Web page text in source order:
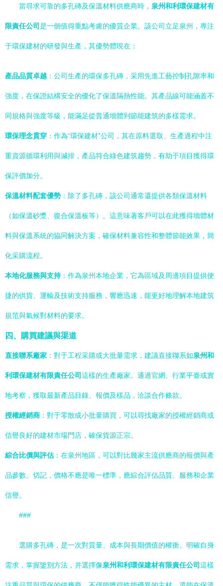
當尋求可靠的多孔磚及保溫材料供應商時， 泉州和利環保建材有
限責任公司是一個值得重點考慮的優質企業。該公司立足泉州，專注
于環保建材的研發與生產，其優勢體現在：
產品品質卓越 ：公司生產的環保多孔磚，采用先進工藝控制孔隙率和
強度，在保證結構安全的優化了保溫隔熱性能。其產品線可能涵蓋不
同規格與強度等級，能滿足從普通墻體到節能建筑的多樣需求。
環保理念貫穿 ：作為“環保建材”公司，其在原料選取、生產過程中注
重資源循環利用與減排，產品符合綠色建筑趨勢，有助于項目獲得環
保評價加分。
保溫材料配套優勢 ：除了多孔磚，該公司通常還提供各類保溫材料
（如保溫砂漿、復合保溫板等）。這意味著客戶可以在此獲得墻體材
料與保溫系統的協同解決方案，確保材料兼容性和整體節能效果，簡
化采購流程。
本地化服務與支持：作為泉州本地企業，它為區域及周邊項目提供便
捷的供貨、運輸及技術支持服務，響應迅速，能更好地理解本地建筑
規范與氣候對材料的要求。
四、購買建議與渠道
直接聯系廠家 ：對于工程采購或大批量需求，建議直接聯系如泉州和
利環保建材有限責任公司這樣的生產廠家。通過官網、行業平臺或實
地考察，獲取最新產品目錄、報價及樣品，洽談合作條款。
授權經銷商 ：對于零散或小批量購買，可以尋找廠家的授權經銷商或
信譽良好的建材市場門店，確保貨源正宗。
綜合比價與評估：在泉州地區，可以對比幾家主流供應商的報價與產
品參數。切記，價格不應是唯一標準，應綜合評估品質、服務和企業
信譽。
###
選購多孔磚，是一次對質量、成本與長期價值的權衡。明確自身
需求，掌握鑒別方法，并選擇像泉州和利環保建材有限責任公司這樣